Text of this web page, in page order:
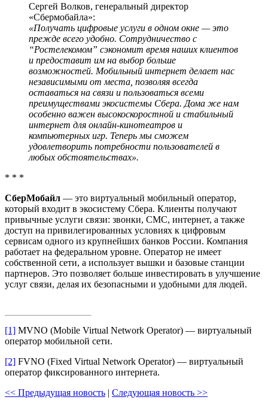
Сергей Волков, генеральный директор
«Сбермобайла»:
«Получать цифровые услуги в одном окне — это
прежде всего удобно. Сотрудничество с
“Ростелекомом” сэкономит время наших клиентов
и предоставит им на выбор больше
возможностей. Мобильный интернет делает нас
независимыми от места, позволяя всегда
оставаться на связи и пользоваться всеми
преимуществами экосистемы Сбера. Дома же нам
особенно важен высокоскоростной и стабильный
интернет для онлайн-кинотеатров и
компьютерных игр. Теперь мы сможем
удовлетворить потребности пользователей в
любых обстоятельствах».
* * *
СберМобайл — это виртуальный мобильный оператор,
который входит в экосистему Сбера. Клиенты получают
привычные услуги связи: звонки, СМС, интернет, а также
доступ на привилегированных условиях к цифровым
сервисам одного из крупнейших банков России. Компания
работает на федеральном уровне. Оператор не имеет
собственной сети, а использует вышки и базовые станции
партнеров. Это позволяет больше инвестировать в улучшение
услуг связи, делая их безопасными и удобными для людей.
[1] MVNO (Mobile Virtual Network Operator) — виртуальный
оператор мобильной сети.
[2] FVNO (Fixed Virtual Network Operator) — виртуальный
оператор фиксированного интернета.
<< Предыдущая новость | Следующая новость >>